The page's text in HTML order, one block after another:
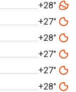
+28°
+27°
+28°
+27°
+27°
+28°